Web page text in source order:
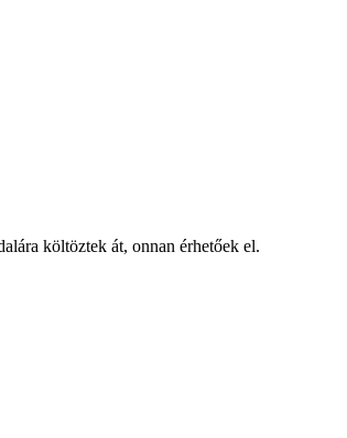
költöztek át, onnan érhetőek el.